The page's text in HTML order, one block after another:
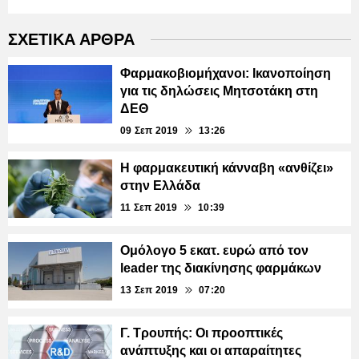
ΣΧΕΤΙΚΑ ΑΡΘΡΑ
Φαρμακοβιομήχανοι: Ικανοποίηση
για τις δηλώσεις Μητσοτάκη στη
ΔΕΘ
09 Σεπ 2019 13:26
Η φαρμακευτική κάνναβη «ανθίζει»
στην Ελλάδα
11 Σεπ 2019 10:39
Ομόλογο 5 εκατ. ευρώ από τον
leader της διακίνησης φαρμάκων
13 Σεπ 2019 07:20
Γ. Τρουπής: Οι προοπτικές
ανάπτυξης και οι απαραίτητες